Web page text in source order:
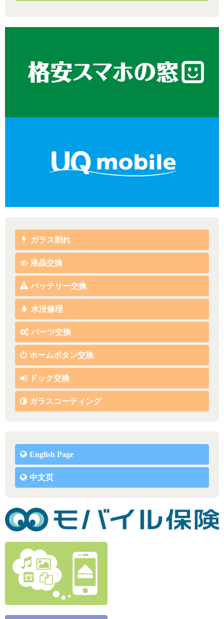
ガラス割れ
液晶交換
バッテリー交換
水没修理
パーツ交換
ホームボタン交換
ドック交換
ガラスコーティング
English Page
中文页